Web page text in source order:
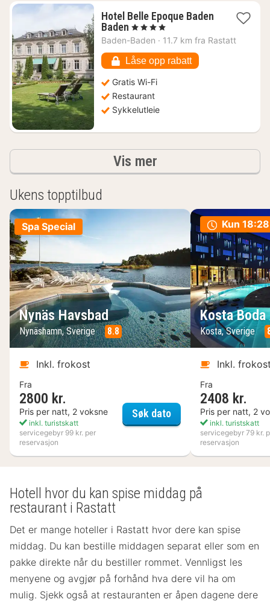
Hotel Belle Epoque Baden
Baden 1
natt
2073
kr.
, 4 Stjerner
Baden-Baden · 11.7 km fra Rastatt
Låse opp rabatt
Gratis Wi-Fi
Restaurant
Sykkelutleie
Vis merResultater
Ukens topptilbud
Spa Special
Nynäs Havsbad
Nynäshamn, Sverige 8.8
Inkl. frokost
Fra
2800 kr.
Pris per natt, 2 voksne
inkl. turistskatt
servicegebyr 99 kr. per
reservasjon
Søk datoNynäs Havsbad
Kun
Kosta
Kosta, Sverige
Inkl.
Fra
2408 kr.
Pris per natt, 2
inkl. turistskatt
servicegebyr 79 kr.
reservasjon
Hotell hvor du kan spise middag på
restaurant i Rastatt
Det er mange hoteller i Rastatt hvor dere kan spise
middag. Du kan bestille middagen separat eller som en
pakke direkte når du bestiller rommet. Vennligst les
menyene og avgjør på forhånd hva dere vil ha om
mulig. Sjekk også at restauranten er åpen dagene dere